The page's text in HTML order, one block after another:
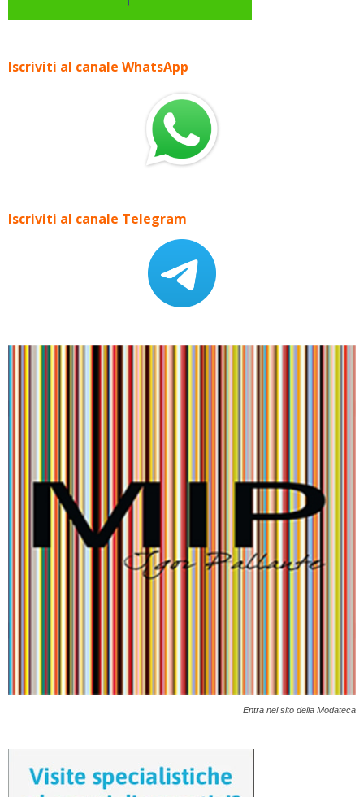
Iscriviti al canale WhatsApp
Iscriviti al canale Telegram
Entra nel sito della Modateca